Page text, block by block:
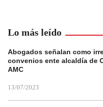
Lo más leído
Abogados señalan como
convenios ente alcaldía de
AMC
13/07/2023